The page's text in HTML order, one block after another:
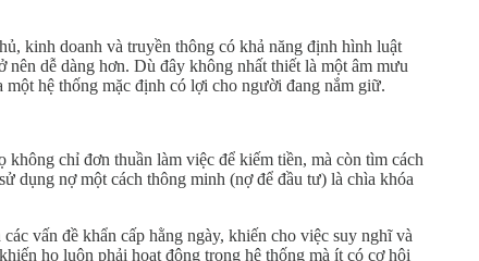
kinh doanh và truyền thông có khả năng định hình luật
dễ dàng hơn. Dù đây không nhất thiết là một âm mưu
hệ thống mặc định có lợi cho người đang nắm giữ.
chỉ đơn thuần làm việc để kiếm tiền, mà còn tìm cách
dụng nợ một cách thông minh (nợ để đầu tư) là chìa khóa
vấn đề khẩn cấp hằng ngày, khiến cho việc suy nghĩ và
họ luôn phải hoạt động trong hệ thống mà ít có cơ hội